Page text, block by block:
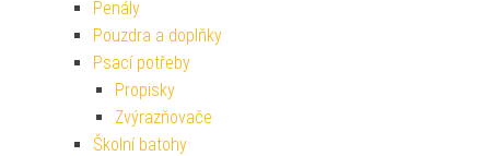
Penály
Pouzdra a doplňky
Psací potřeby
Propisky
Zvýrazňovače
Školní batohy